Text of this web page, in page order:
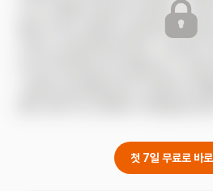
자가 늑대를 사냥하려 하거든요. 그런
빨간 모자는 당황하고 말았어요. 숲에
첫 7일 무료로 바로